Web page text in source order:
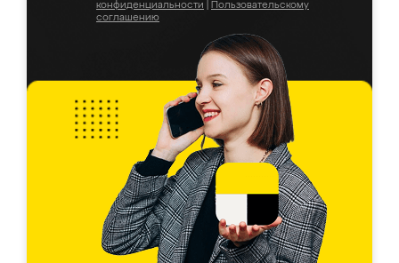
конфиденциальности
Пользовательскому
соглашению